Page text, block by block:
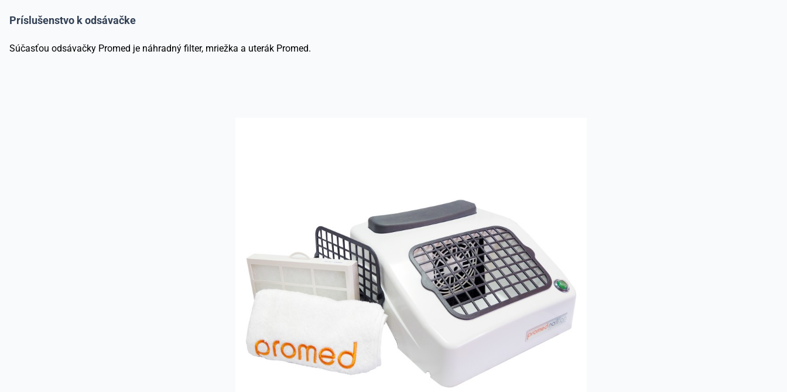
Príslušenstvo k odsávačke
Súčasťou odsávačky Promed je náhradný filter, mriežka a uterák Promed.